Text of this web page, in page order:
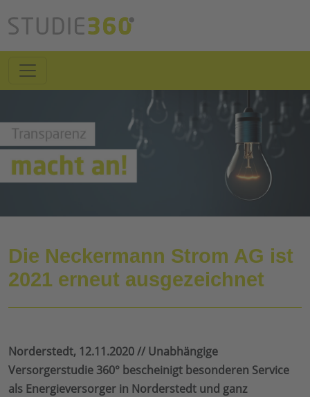
Die Neckermann Strom AG ist
2021 erneut ausgezeichnet
Norderstedt, 12.11.2020 // Unabhängige
Versorgerstudie 360° bescheinigt besonderen Service
als Energieversorger in Norderstedt und ganz